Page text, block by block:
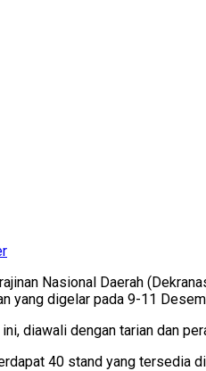
Nasional Daerah
yang digelar pada 9-11
diawali dengan tarian dan
40 stand yang tersedia